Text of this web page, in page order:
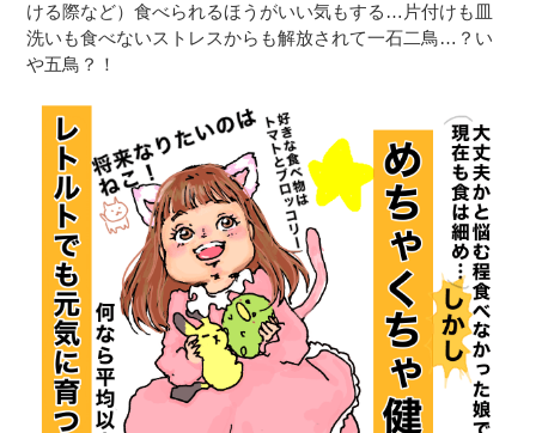
ける際など）食べられるほうがいい気もする…片付けも皿
洗いも食べないストレスからも解放されて一石二鳥…？い
や五鳥？！